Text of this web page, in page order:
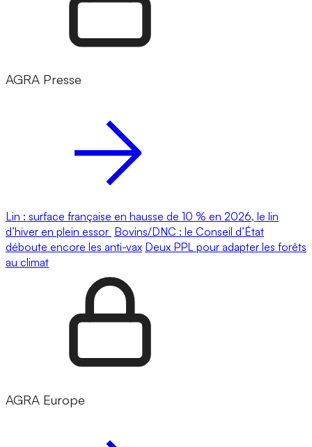
AGRA Presse
Lin : surface française en hausse de 10 % en 2026, le lin
d’hiver en plein essor Bovins/DNC : le Conseil d’État
déboute encore les anti-vax Deux PPL pour adapter les forêts
au climat
AGRA Europe